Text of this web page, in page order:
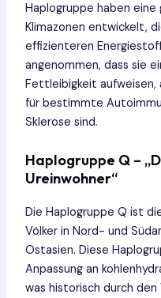
Haplogruppe haben
Klimazonen entwickelt,
effizienteren
angenommen, dass sie
Fettleibigkeit aufweisen,
für bestimmte
Sklerose sind.
Haplogruppe Q –
Ureinwohner“
Die Haplogruppe Q ist
Völker in Nord- und
Ostasien. Diese
Anpassung an
was historisch durch den